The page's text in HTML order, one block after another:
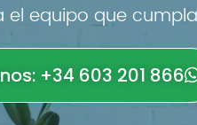
el equipo que
+34 603 201 866